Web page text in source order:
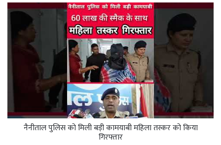
नैनीताल पुलिस को मिली बड़ी कामयाबी महिला तस्कर को किया
गिरफ्तार